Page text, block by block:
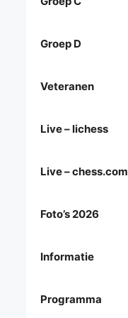
Groep D
Veteranen
Live – lichess
Live – chess.com
Foto’s 2026
Informatie
Programma